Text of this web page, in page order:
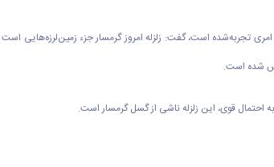
تجربه‌شده است، گفت: زلزله امروز گرمسار جزء زمین‌لرزه‌هایی
احتمال قوی، این زلزله ناشی از گسل گرمسار است.